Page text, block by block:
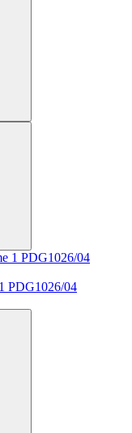
PDG1026/04